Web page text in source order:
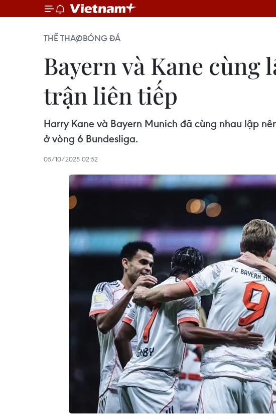
THỂ THAOBÓNG ĐÁ
Bayern và Kane cùng
trận liên tiếp
Harry Kane và Bayern Munich đã cùng nhau lập
ở vòng 6 Bundesliga.
05/10/2025 02:52